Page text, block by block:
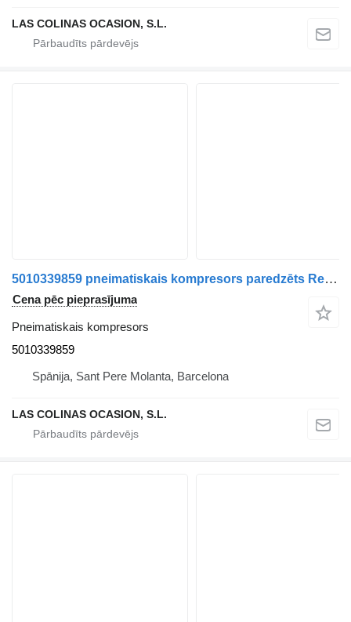
LAS COLINAS OCASION, S.L.
5010339859 pneimatiskais kompresors paredzēts Renault Premium kravas automašīnas
Cena pēc pieprasījuma
Pneimatiskais kompresors
5010339859
Spānija, Sant Pere Molanta, Barcelona
LAS COLINAS OCASION, S.L.